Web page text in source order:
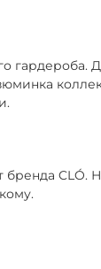
гардероба.
CLÓ.